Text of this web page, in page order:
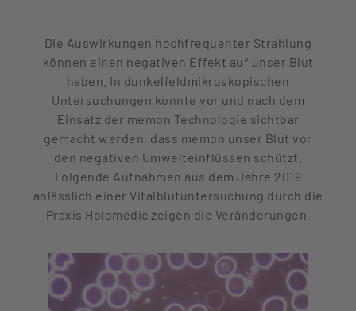
Die Auswirkungen hochfrequenter Strahlung
können einen negativen Effekt auf unser Blut
haben. In dunkelfeldmikroskopischen
Untersuchungen konnte vor und nach dem
Einsatz der memon Technologie sichtbar
gemacht werden, dass memon unser Blut vor
den negativen Umwelteinflüssen schützt.
Folgende Aufnahmen aus dem Jahre 2019
anlässlich einer Vitalblutuntersuchung durch die
Praxis Holomedic zeigen die Veränderungen.